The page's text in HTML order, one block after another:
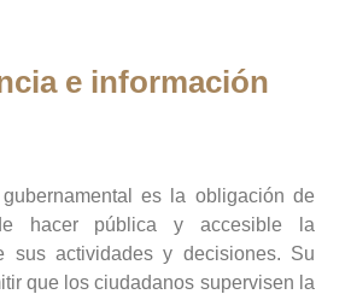
e información
es la obligación de
hacer pública y accesible la
sus actividades y decisiones. Su
que los ciudadanos supervisen la